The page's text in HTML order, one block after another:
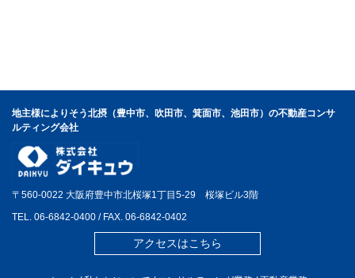
地主様によりそう北摂（豊中市、吹田市、箕面市、池田市）の不動産コンサ
ルティング会社
〒560-0022 大阪府豊中市北桜塚1丁目5-29 桜塚ビル3階
TEL. 06-6842-0400 / FAX. 06-6842-0402
アクセスはこちら